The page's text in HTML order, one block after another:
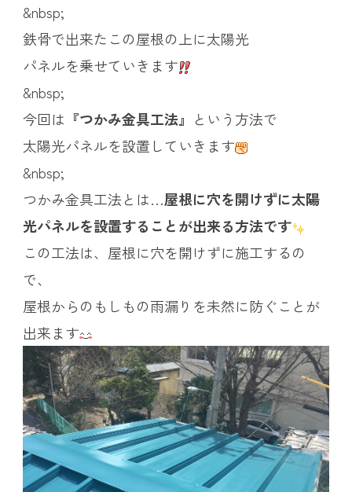
&nbsp;
鉄骨で出来たこの屋根の上に太陽光
パネルを乗せていきます
&nbsp;
今回は 『つかみ金具工法』 という方法で
太陽光パネルを設置していきます
&nbsp;
つかみ金具工法とは…屋根に穴を開けずに太陽
光パネルを設置することが出来る方法です
この工法は、屋根に穴を開けずに施工するの
で、
屋根からのもしもの雨漏りを未然に防ぐことが
出来ます